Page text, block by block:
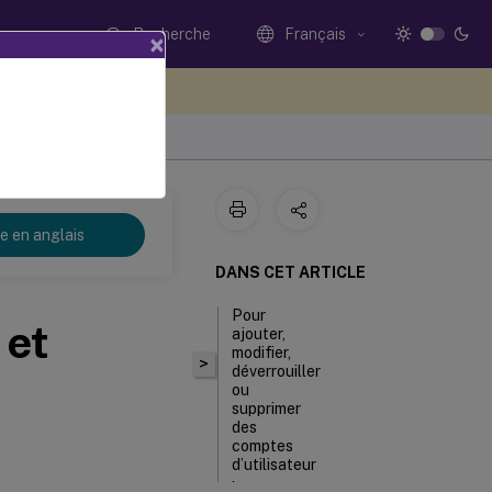
Recherche Français
en anglais
>
DANS CET ARTICLE
Pour
ajouter,
modifier,
déverrouiller
ou
supprimer
des
comptes
d’utilisateur
locaux
×